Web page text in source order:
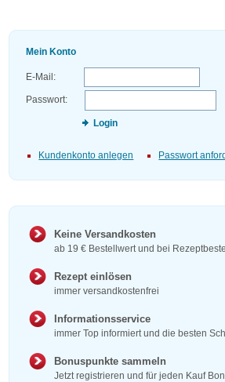
Mein Konto
E-Mail:
Passwort:
Login
Kundenkonto anlegen Passwort
Keine Versandkosten
ab 19 € Bestellwert und bei
Rezept einlösen
immer versandkostenfrei
Informationsservice
immer Top informiert und die besten
Bonuspunkte sammeln
Jetzt registrieren und für jeden Kauf